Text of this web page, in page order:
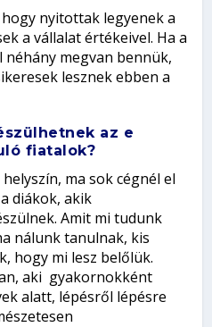
nyitottak legyenek a
a vállalat értékeivel. Ha a
megvan bennük,
lesznek ebben a
az e
fiatalok?
ma sok cégnél el
diákok, akik
Amit mi tudunk
nálunk tanulnak, kis
hogy mi lesz belőlük.
aki gyakornokként
alatt, lépésről lépésre